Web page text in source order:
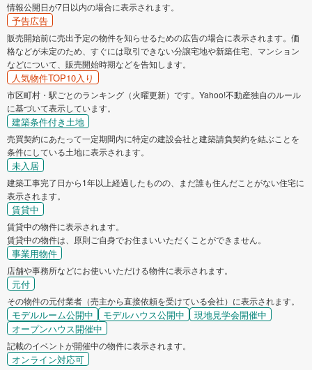
情報公開日が7日以内の場合に表示されます。
予告広告
販売開始前に売出予定の物件を知らせるための広告の場合に表示されます。価
格などが未定のため、すぐには取引できない分譲宅地や新築住宅、マンション
などについて、販売開始時期などを告知します。
人気物件TOP10入り
市区町村・駅ごとのランキング（火曜更新）です。Yahoo!不動産独自のルール
に基づいて表示しています。
建築条件付き土地
売買契約にあたって一定期間内に特定の建設会社と建築請負契約を結ぶことを
条件にしている土地に表示されます。
未入居
建築工事完了日から1年以上経過したものの、まだ誰も住んだことがない住宅に
表示されます。
賃貸中
賃貸中の物件に表示されます。
賃貸中の物件は、原則ご自身でお住まいいただくことができません。
事業用物件
店舗や事務所などにお使いいただける物件に表示されます。
元付
その物件の元付業者（売主から直接依頼を受けている会社）に表示されます。
モデルルーム公開中 モデルハウス公開中
現地見学会開催中
オープンハウス開催中
記載のイベントが開催中の物件に表示されます。
オンライン対応可